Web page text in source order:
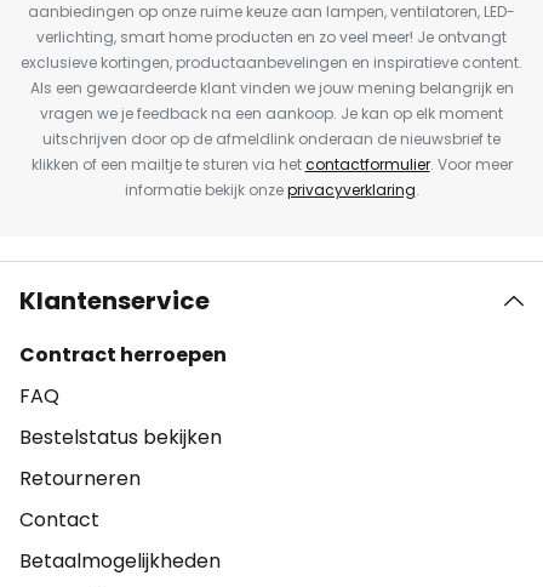
aanbiedingen op onze ruime keuze aan lampen, ventilatoren, LED-
verlichting, smart home producten en zo veel meer! Je ontvangt
exclusieve kortingen, productaanbevelingen en inspiratieve content.
Als een gewaardeerde klant vinden we jouw mening belangrijk en
vragen we je feedback na een aankoop. Je kan op elk moment
uitschrijven door op de afmeldlink onderaan de nieuwsbrief te
klikken of een mailtje te sturen via hetcontactformulier. Voor meer
informatie bekijk onzeprivacyverklaring.
Klantenservice
Contract herroepen
FAQ
Bestelstatus bekijken
Retourneren
Contact
Betaalmogelijkheden